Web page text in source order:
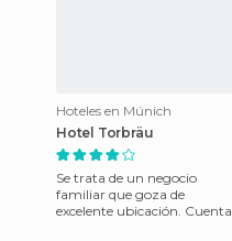
Hoteles en Múnich
Hotel Torbräu
Se trata de un negocio
familiar que goza de
excelente ubicación. Cuenta